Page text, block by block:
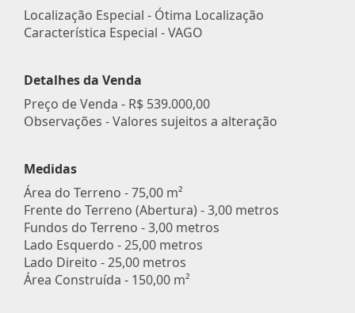
Localização Especial - Ótima Localização
Característica Especial - VAGO
Detalhes da Venda
Preço de Venda - R$ 539.000,00
Observações - Valores sujeitos a alteração
Medidas
Área do Terreno - 75,00 m²
Frente do Terreno (Abertura) - 3,00 metros
Fundos do Terreno - 3,00 metros
Lado Esquerdo - 25,00 metros
Lado Direito - 25,00 metros
Área Construída - 150,00 m²